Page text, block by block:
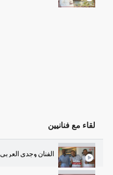
لقاء مع فنانيين
الفنان وجدي العربي